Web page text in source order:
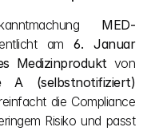
MED-
am 6. Januar
Medizinprodukt von
(selbstnotifiziert)
die Compliance
Risiko und passt